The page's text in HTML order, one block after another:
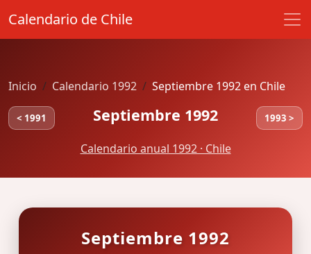
Calendario de Chile
Inicio Calendario 1992 Septiembre 1992 en Chile
< 1991 Septiembre 1992 1993 >
Calendario anual 1992 · Chile
Septiembre 1992